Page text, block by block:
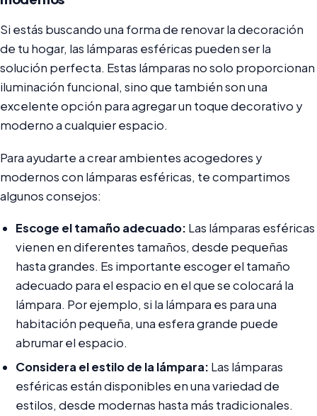
Si estás buscando una forma de renovar la decoración
de tu hogar, las lámparas esféricas pueden ser la
solución perfecta. Estas lámparas no solo proporcionan
iluminación funcional, sino que también son una
excelente opción para agregar un toque decorativo y
moderno a cualquier espacio.
Para ayudarte a crear ambientes acogedores y
modernos con lámparas esféricas, te compartimos
algunos consejos:
Escoge el tamaño adecuado: Las lámparas esféricas
vienen en diferentes tamaños, desde pequeñas
hasta grandes. Es importante escoger el tamaño
adecuado para el espacio en el que se colocará la
lámpara. Por ejemplo, si la lámpara es para una
habitación pequeña, una esfera grande puede
abrumar el espacio.
Considera el estilo de la lámpara: Las lámparas
esféricas están disponibles en una variedad de
estilos, desde modernas hasta más tradicionales.